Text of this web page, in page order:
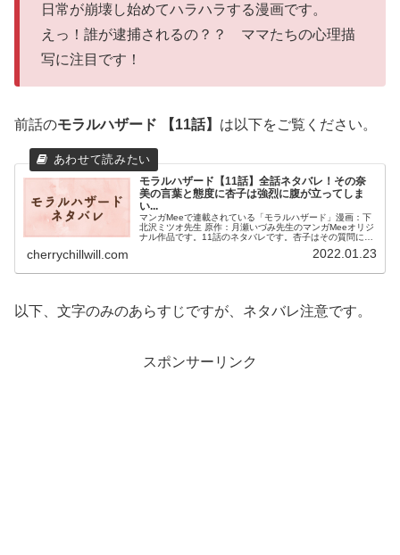
日常が崩壊し始めてハラハラする漫画です。
えっ！誰が逮捕されるの？？ ママたちの心理描
写に注目です！
前話のモラルハザード 【11話】 は以下をご覧ください。
モラルハザード【11話】全話ネタバレ！その奈
美の言葉と態度に杏子は強烈に腹が立ってしま
い...
マンガMeeで連載されている「モラルハザード」漫画：下
北沢ミツオ先生 原作：月瀬いづみ先生のマンガMeeオリジ
ナル作品です。11話のネタバレです。杏子はその質問に戸
話を聞いていた奈美が上から目線で、上手くできなかった
杏子は強烈に腹が立ってしまい、顔を強ばらせていたので
cherrychillwill.com 2022.01.23
以下、文字のみのあらすじですが、ネタバレ注意です。
スポンサーリンク